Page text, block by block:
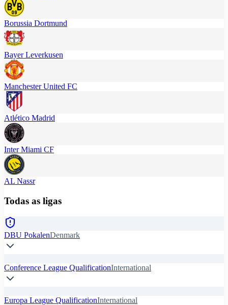
Borussia Dortmund
Bayer Leverkusen
Manchester United FC
Atlético Madrid
Inter Miami CF
AL Nassr
Todas as ligas
DBU PokalenDenmark
Conference League QualificationInternational
Europa League QualificationInternational